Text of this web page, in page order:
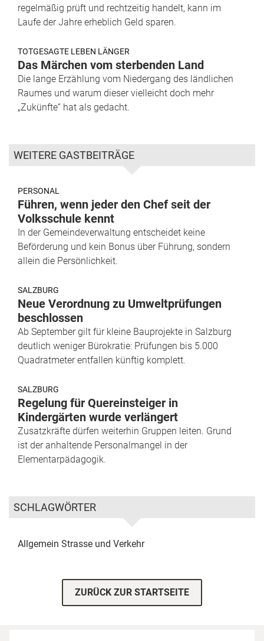
regelmäßig prüft und rechtzeitig handelt, kann im
Laufe der Jahre erheblich Geld sparen.
TOTGESAGTE LEBEN LÄNGER
Das Märchen vom sterbenden Land
Die lange Erzählung vom Niedergang des ländlichen
Raumes und warum dieser vielleicht doch mehr
„Zukünfte“ hat als gedacht.
WEITERE GASTBEITRÄGE
PERSONAL
Führen, wenn jeder den Chef seit der
Volksschule kennt
In der Gemeindeverwaltung entscheidet keine
Beförderung und kein Bonus über Führung, sondern
allein die Persönlichkeit.
SALZBURG
Neue Verordnung zu Umweltprüfungen
beschlossen
Ab September gilt für kleine Bauprojekte in Salzburg
deutlich weniger Bürokratie: Prüfungen bis 5.000
Quadratmeter entfallen künftig komplett.
SALZBURG
Regelung für Quereinsteiger in
Kindergärten wurde verlängert
Zusatzkräfte dürfen weiterhin Gruppen leiten. Grund
ist der anhaltende Personalmangel in der
Elementarpädagogik.
SCHLAGWÖRTER
Allgemein Strasse und Verkehr
ZURÜCK ZUR STARTSEITE